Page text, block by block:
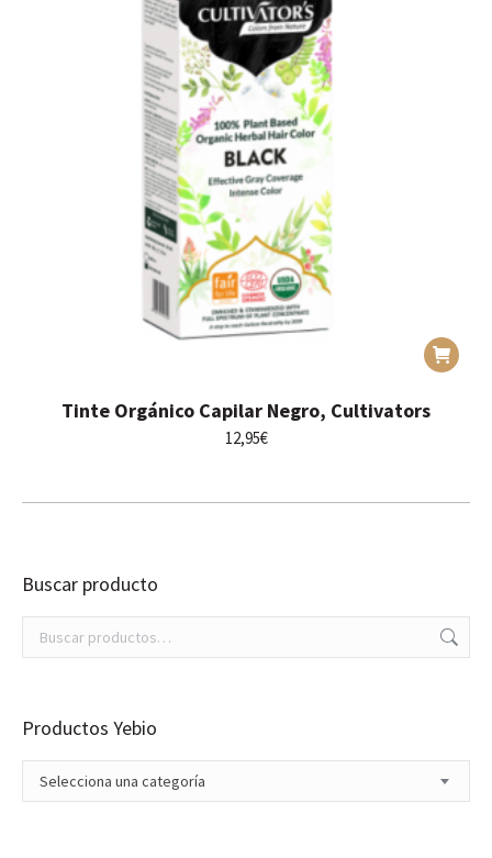
Tinte Orgánico Capilar Negro, Cultivators
12,95€
Buscar producto
Productos Yebio
Selecciona una categoría